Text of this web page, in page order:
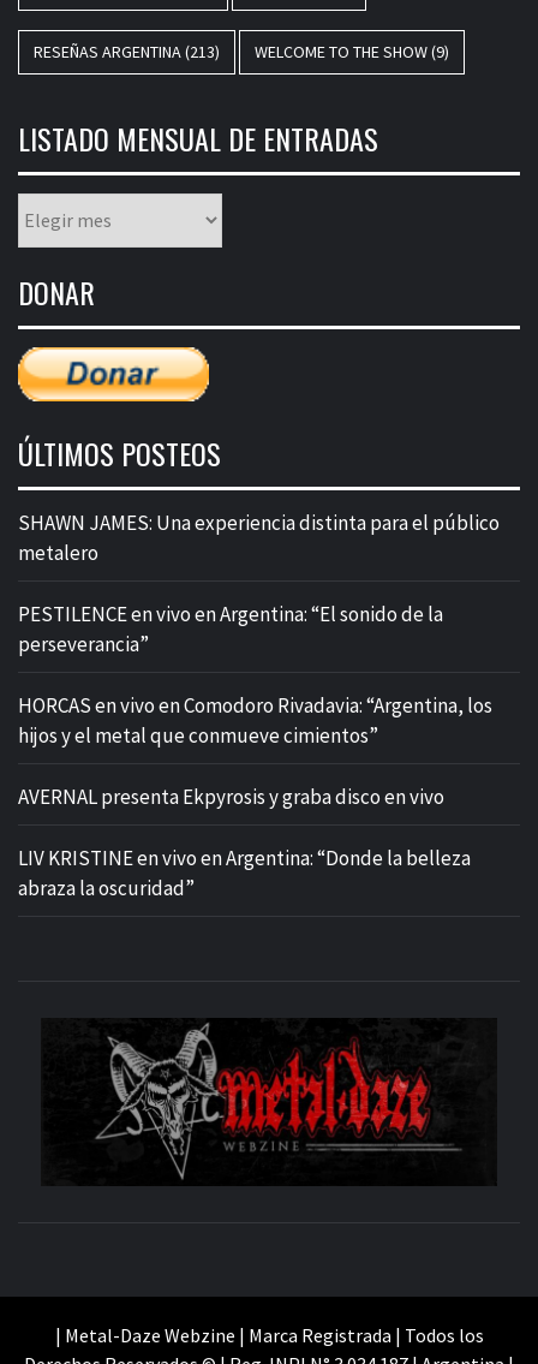
RESEÑAS ARGENTINA(213) WELCOME TO THE SHOW(9)
LISTADO MENSUAL DE ENTRADAS
mensual
entradas
DONAR
ÚLTIMOS POSTEOS
SHAWN JAMES: Una experiencia distinta para el público
metalero
PESTILENCE en vivo en Argentina: “El sonido de la
perseverancia”
HORCAS en vivo en Comodoro Rivadavia: “Argentina, los
hijos y el metal que conmueve cimientos”
AVERNAL presenta Ekpyrosis y graba disco en vivo
LIV KRISTINE en vivo en Argentina: “Donde la belleza
abraza la oscuridad”
| Metal-Daze Webzine | Marca Registrada | Todos los